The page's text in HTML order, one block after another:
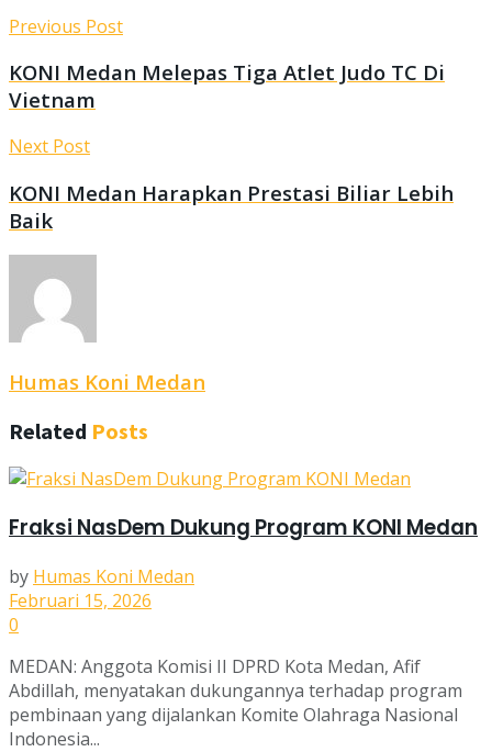
Previous Post
KONI Medan Melepas Tiga Atlet Judo TC Di
Vietnam
Next Post
KONI Medan Harapkan Prestasi Biliar Lebih
Baik
Humas Koni Medan
Related Posts
Fraksi NasDem Dukung Program KONI Medan
by Humas Koni Medan
Februari 15, 2026
0
MEDAN: Anggota Komisi II DPRD Kota Medan, Afif
Abdillah, menyatakan dukungannya terhadap program
pembinaan yang dijalankan Komite Olahraga Nasional
Indonesia...